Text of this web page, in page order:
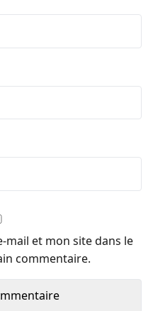
mail et mon site dans le
commentaire.